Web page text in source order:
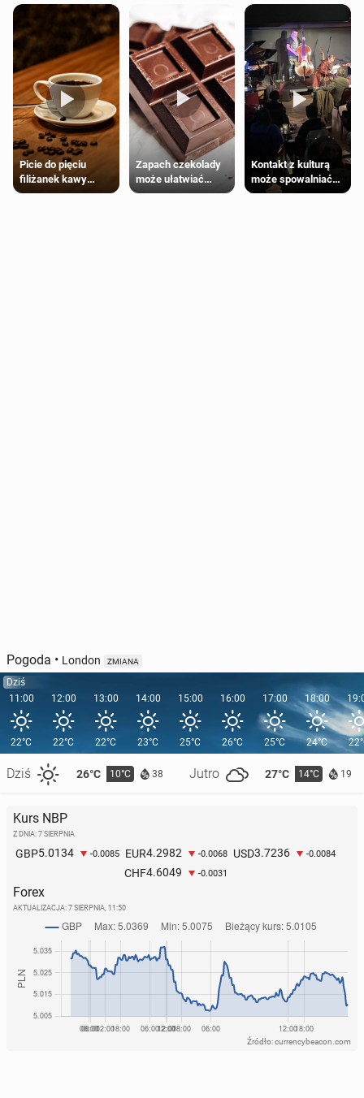
Picie do pięciu
filiżanek kawy
dziennie jest
Zapach czekolady
może ułatwiać
trening siłowy
Kontakt z kulturą
może spowalniać
starzenie
Pogoda • London ZMIANA
Dziś
11:00
22°C
Dziś 26°C 10°C 38 Jutro 27°C 14°C 19
12:00
22°C
13:00
22°C
14:00
23°C
15:00
25°C
16:00
26°C
17:00
25°C
18:00
24°C
Kurs NBP
Z DNIA: 7 SIERPNIA
GBP5.0134 -0.0085 EUR4.2982 -0.0068 USD3.7236 -0.0084
CHF4.6049 -0.0031
Forex
AKTUALIZACJA: 7 SIERPNIA, 11:50
Źródło: currencybeacon.com